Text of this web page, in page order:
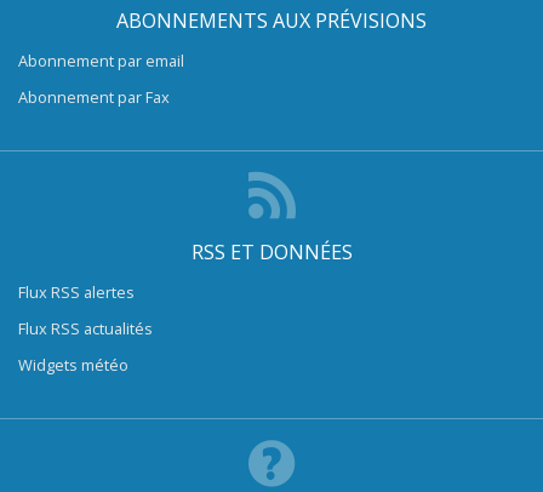
ABONNEMENTS AUX PRÉVISIONS
Abonnement par email
Abonnement par Fax
RSS ET DONNÉES
Flux RSS alertes
Flux RSS actualités
Widgets météo